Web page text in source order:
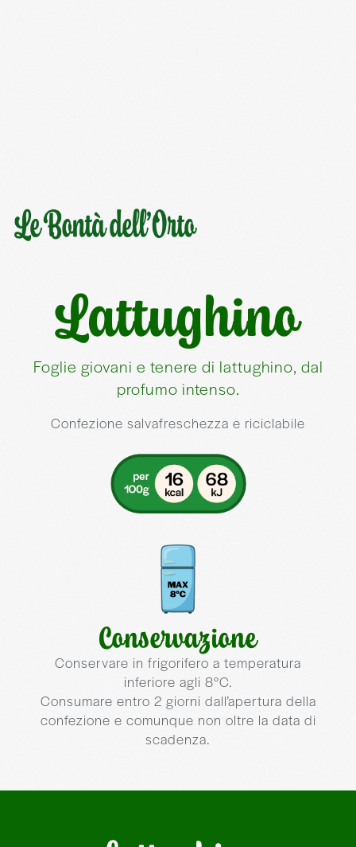
Lattughino
Confezione salvafreschezza e riciclabile
Conservazione
Conservare in frigorifero a temperatura
inferiore agli 8°C.
Consumare entro 2 giorni dall’apertura della
confezione e comunque non oltre la data di
Lattughino
miste dal gusto intrigante, si fa